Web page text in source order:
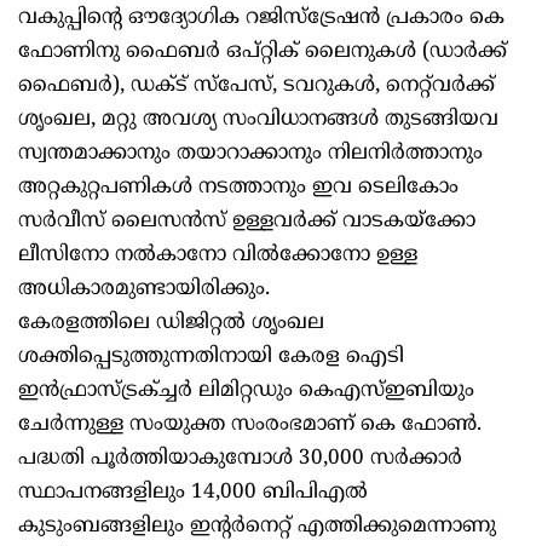
വകുപ്പിന്റെ ഔദ്യോഗിക റജിസ്ട്രേഷൻ പ്രകാരം കെ
ഫോണിനു ഫൈബർ ഒപ്റ്റിക് ലൈനുകൾ (ഡാർക്ക്
ഫൈബർ), ഡക്ട് സ്പേസ്, ടവറുകൾ, നെറ്റ്‌വർക്ക്
ശൃംഖല, മറ്റു അവശ്യ സംവിധാനങ്ങൾ തുടങ്ങിയവ
സ്വന്തമാക്കാനും തയാറാക്കാനും നിലനിർത്താനും
അറ്റകുറ്റപണികൾ നടത്താനും ഇവ ടെലികോം
സർവീസ് ലൈസൻസ് ഉള്ളവർക്ക് വാടകയ്‌ക്കോ
ലീസിനോ നൽകാനോ വിൽക്കോനോ ഉള്ള
അധികാരമുണ്ടായിരിക്കും.
കേരളത്തിലെ ഡിജിറ്റൽ ശൃംഖല
ശക്തിപ്പെടുത്തുന്നതിനായി കേരള ഐടി
ഇൻഫ്രാസ്ട്രക്ച്ചർ ലിമിറ്റഡും കെഎസ്ഇബിയും
ചേർന്നുള്ള സംയുക്ത സംരംഭമാണ് കെ ഫോൺ.
പദ്ധതി പൂർ‌ത്തിയാകുമ്പോൾ 30,000 സർക്കാർ
സ്ഥാപനങ്ങളിലും 14,000 ബിപിഎൽ
കുടുംബങ്ങളിലും ഇന്റർനെറ്റ് എത്തിക്കുമെന്നാണു